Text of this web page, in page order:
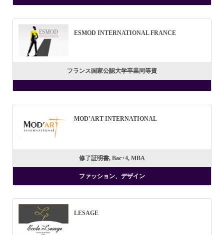
ESMOD INTERNATIONAL FRANCE
フランス国家公認大学卒業同等資
MOD’ART INTERNATIONAL
修了証明書, Bac+4, MBA
ファッション、デザイン
LESAGE